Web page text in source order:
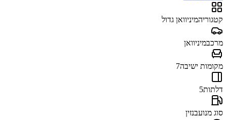
קטגוריהמיניוואן גדול
מרכבמיניוואן
מקומות ישיבה7
דלתות5
סוג מנועבנזין